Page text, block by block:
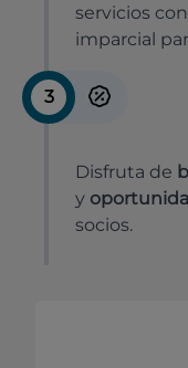
servicios
imparcial
3
Disfruta de
y
socios.